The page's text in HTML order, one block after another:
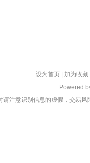
设为首页 加为收藏
Powered
请注意识别信息的虚假，交易